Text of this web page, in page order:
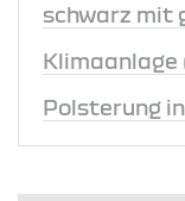
schwarz mit
Polsterung